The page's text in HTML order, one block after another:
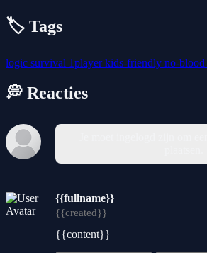
🏷️ Tags
logic survival 1playerkids-friendly no-blood
💭 Reacties
{{fullname}}
{{created}}
{{content}}